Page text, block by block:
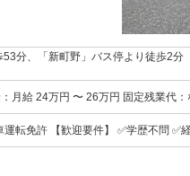
であるドライバーが
）に時間を取られる
題を解決し、業界全
DXされた次世代型
て働いてもらえま
よ。
17時以降は残
通りに進行しましょ
い方にも最適！
分、「新町野」バス停より徒歩2分
業代：なし 【一律手当】 全員に一律
経験者歓迎 ✅経験